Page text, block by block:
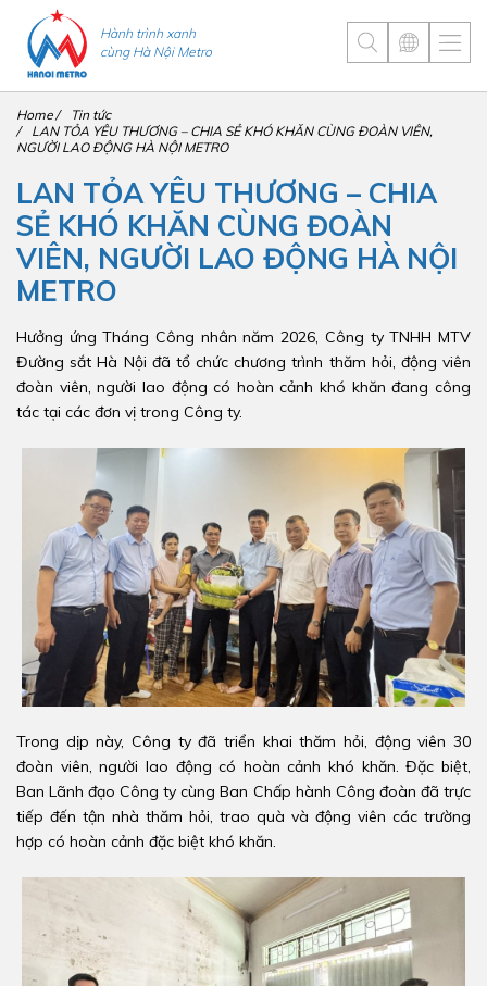
Hành trình xanh
cùng Hà Nội Metro
Home
Tin tức
LAN TỎA YÊU THƯƠNG – CHIA SẺ KHÓ KHĂN CÙNG ĐOÀN VIÊN,
NGƯỜI LAO ĐỘNG HÀ NỘI METRO
LAN TỎA YÊU THƯƠNG – CHIA
SẺ KHÓ KHĂN CÙNG ĐOÀN
VIÊN, NGƯỜI LAO ĐỘNG HÀ NỘI
METRO
Hưởng ứng Tháng Công nhân năm 2026, Công ty TNHH MTV
Đường sắt Hà Nội đã tổ chức chương trình thăm hỏi, động viên
đoàn viên, người lao động có hoàn cảnh khó khăn đang công
tác tại các đơn vị trong Công ty.
Trong dịp này, Công ty đã triển khai thăm hỏi, động viên 30
đoàn viên, người lao động có hoàn cảnh khó khăn. Đặc biệt,
Ban Lãnh đạo Công ty cùng Ban Chấp hành Công đoàn đã trực
tiếp đến tận nhà thăm hỏi, trao quà và động viên các trường
hợp có hoàn cảnh đặc biệt khó khăn.